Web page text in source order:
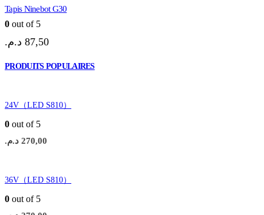
Tapis Ninebot G30
0 out of 5
87,50 د.م.
PRODUITS POPULAIRES
24V（LED S810）
0 out of 5
270,00 د.م.
36V（LED S810）
0 out of 5